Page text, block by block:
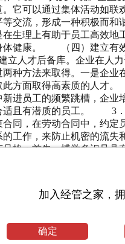
它可以通过集体活动如
交流，形成一种积极
生理上有助于员工高效
体健康。 （四）建立
才后备库。企业在人
种方法来取得。一是企
方面取得高素质的人
进员工的频繁跳槽，企
适且有潜质的员工。 3
同，在劳动合同中，约
的工作，来防止机密
格：首先，博学多识且
的吸引力；其次，企业
注重与员工的情感交流
，“用人不疑”，充分信
,将组织的发展目标与
加入经管之家，
确定